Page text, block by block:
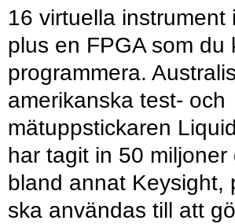
16 virtuella instrument
plus en FPGA som du
programmera.
amerikanska test- och
mätuppstickaren
har tagit in 50 miljoner
bland annat Keysight,
ska användas till att